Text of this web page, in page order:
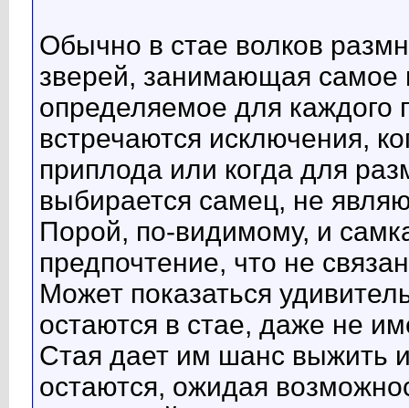
Обычно в стае волков
зверей, занимающая самое
определяемое для каждого
встречаются исключения,
приплода или когда для
выбирается самец, не
Порой, по-видимому, и
предпочтение, что не
Может показаться
остаются в стае, даже не
Стая дает им шанс выжить
остаются, ожидая